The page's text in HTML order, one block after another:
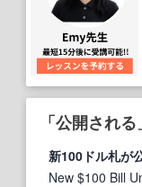
「公開され
新100ドル札が
New $100 Bill